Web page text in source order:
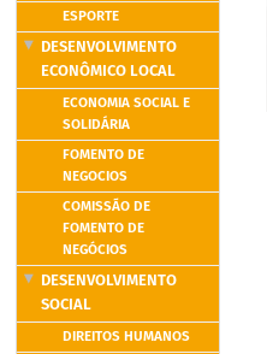
ESPORTE
DESENVOLVIMENTO
ECONÔMICO LOCAL
ECONOMIA SOCIAL E
SOLIDÁRIA
FOMENTO DE
NEGOCIOS
COMISSÃO DE
FOMENTO DE
NEGÓCIOS
DESENVOLVIMENTO
SOCIAL
DIREITOS HUMANOS